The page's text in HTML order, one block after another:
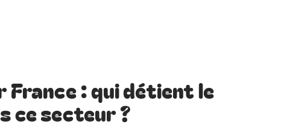
France : qui détient le
ce secteur ?